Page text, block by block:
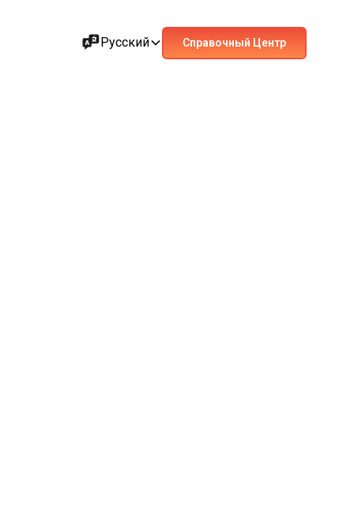
Русский Справочный Центр